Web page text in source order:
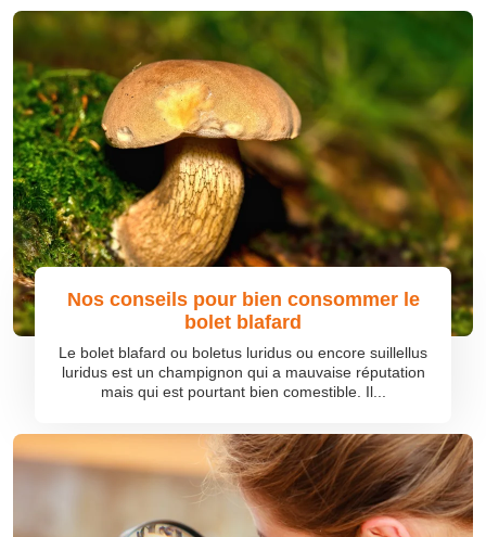
Nos conseils pour bien consommer le
bolet blafard
Le bolet blafard ou boletus luridus ou encore suillellus
luridus est un champignon qui a mauvaise réputation
mais qui est pourtant bien comestible. Il...